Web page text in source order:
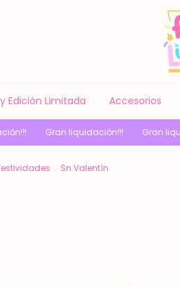
Edición Limitada Accesorios
liquidación!!! Gran liquidación!!!
. Sn Valentín